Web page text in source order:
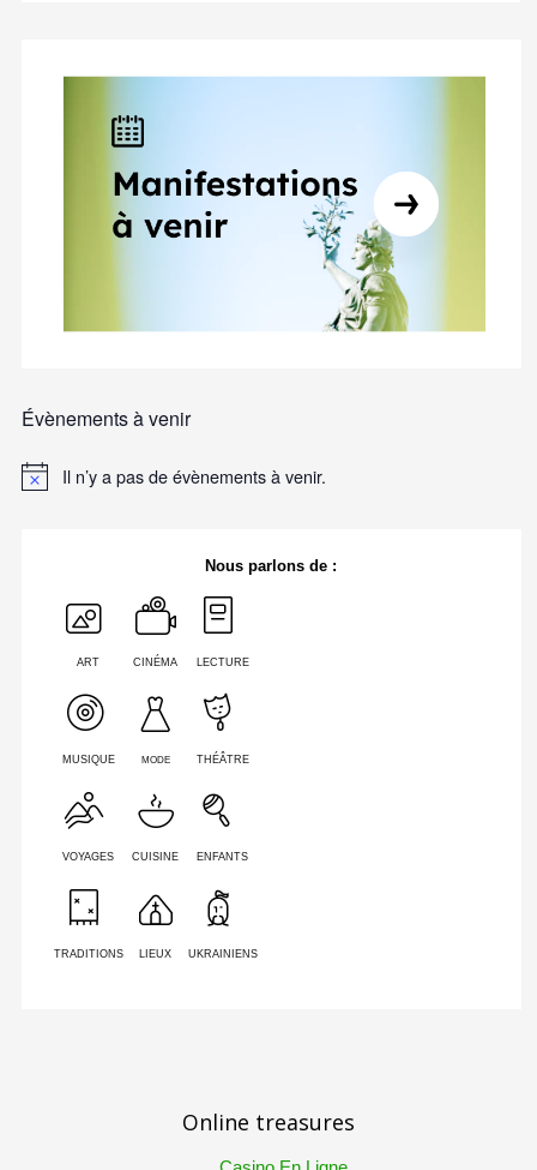
Évènements à venir
Il n’y a pas de évènements à venir.
Nous parlons de :
ART CINÉMA LECTURE
MUSIQUE MODE THÉÂTRE
VOYAGES CUISINE ENFANTS
TRADITIONS LIEUX UKRAINIENS
Online treasures